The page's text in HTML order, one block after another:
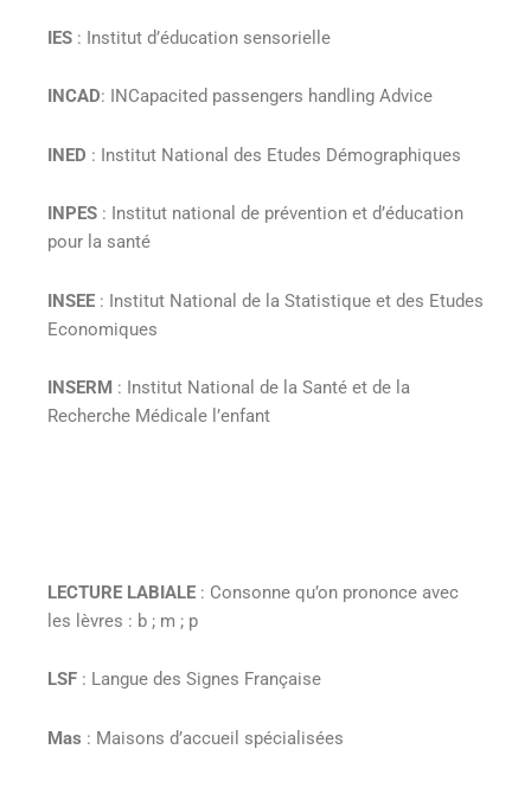
IES : Institut d’éducation sensorielle
INCAD: INCapacited passengers handling Advice
INED : Institut National des Etudes Démographiques
INPES : Institut national de prévention et d’éducation
pour la santé
INSEE : Institut National de la Statistique et des Etudes
Economiques
INSERM : Institut National de la Santé et de la
Recherche Médicale l’enfant
LECTURE LABIALE : Consonne qu’on prononce avec
les lèvres : b ; m ; p
LSF : Langue des Signes Française
Mas : Maisons d’accueil spécialisées